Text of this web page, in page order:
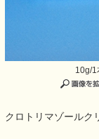
10g/1
クロトリマゾールク